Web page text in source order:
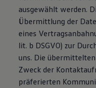
ausgewählt werden.
Übermittlung der
eines
lit. b DSGVO) zur
uns. Die
Zweck der
präferierten